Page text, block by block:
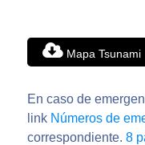
Mapa Tsunami
En caso de
link Números de
correspondiente. 8